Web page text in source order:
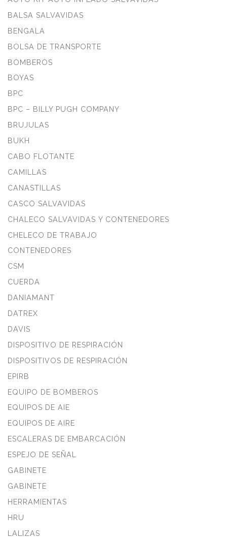
BALSA SALVAVIDAS
BENGALA
BOLSA DE TRANSPORTE
BOMBEROS
BOYAS
BPC
BPC – BILLY PUGH COMPANY
BRUJULAS
BUKH
CABO FLOTANTE
CAMILLAS
CANASTILLAS
CASCO SALVAVIDAS
CHALECO SALVAVIDAS Y CONTENEDORES
CHELECO DE TRABAJO
CONTENEDORES
CSM
CUERDA
DANIAMANT
DATREX
DAVIS
DISPOSITIVO DE RESPIRACIÓN
DISPOSITIVOS DE RESPIRACIÓN
EPIRB
EQUIPO DE BOMBEROS
EQUIPOS DE AIE
EQUIPOS DE AIRE
ESCALERAS DE EMBARCACIÓN
ESPEJO DE SEÑAL
GABINETE
GABINETE
HERRAMIENTAS
HRU
LALIZAS